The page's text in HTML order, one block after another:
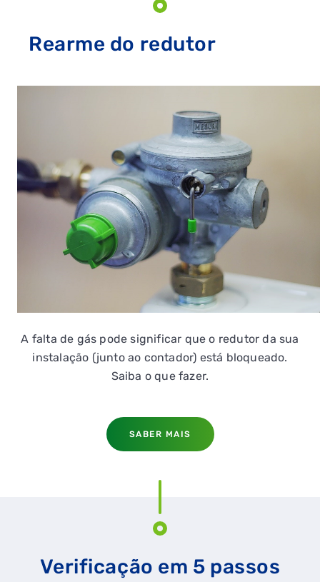
Rearme do redutor
A falta de gás pode significar que o redutor da sua
instalação (junto ao contador) está bloqueado.
Saiba o que fazer.
SABER MAIS
Verificação em 5 passos